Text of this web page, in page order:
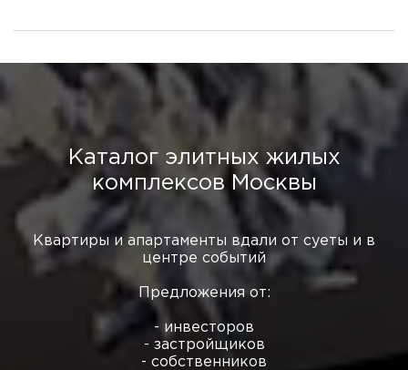
Каталог элитных жилых
комплексов Москвы
Квартиры и апартаменты вдали от суеты и в
центре событий
Предложения от:
- инвесторов
- застройщиков
- собственников